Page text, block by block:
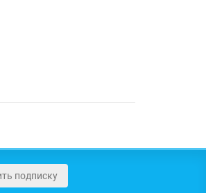
подписку